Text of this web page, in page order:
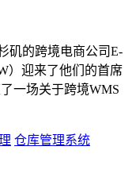
矶的跨境电商公司E-
）迎来了他们的首席
一场关于跨境WMS
仓库管理系统